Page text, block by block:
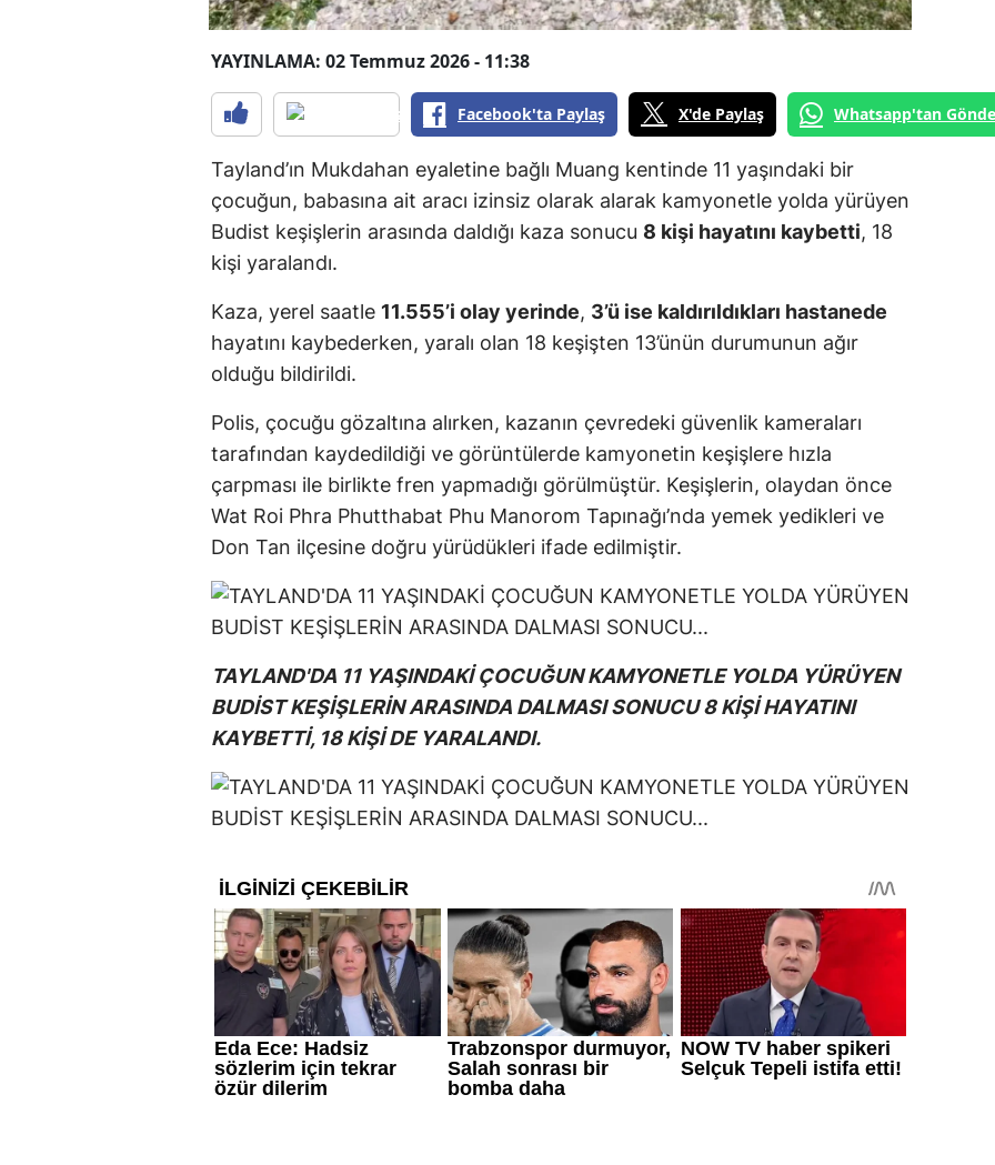
YAYINLAMA: 02 Temmuz 2026 - 11:38
Facebook'ta Paylaş X'de Paylaş Whatsapp'tan
Tayland’ın Mukdahan eyaletine bağlı Muang kentinde 11 yaşındaki bir
çocuğun, babasına ait aracı izinsiz olarak alarak kamyonetle yolda yürüyen
Budist keşişlerin arasında daldığı kaza sonucu 8 kişi hayatını kaybetti, 18
kişi yaralandı.
Kaza, yerel saatle 11.555’i olay yerinde, 3’ü ise kaldırıldıkları hastanede
hayatını kaybederken, yaralı olan 18 keşişten 13’ünün durumunun ağır
olduğu bildirildi.
Polis, çocuğu gözaltına alırken, kazanın çevredeki güvenlik kameraları
tarafından kaydedildiği ve görüntülerde kamyonetin keşişlere hızla
çarpması ile birlikte fren yapmadığı görülmüştür. Keşişlerin, olaydan önce
Wat Roi Phra Phutthabat Phu Manorom Tapınağı’nda yemek yedikleri ve
Don Tan ilçesine doğru yürüdükleri ifade edilmiştir.
TAYLAND'DA 11 YAŞINDAKİ ÇOCUĞUN KAMYONETLE YOLDA YÜRÜYEN
BUDİST KEŞİŞLERİN ARASINDA DALMASI SONUCU 8 KİŞİ HAYATINI
KAYBETTİ, 18 KİŞİ DE YARALANDI.